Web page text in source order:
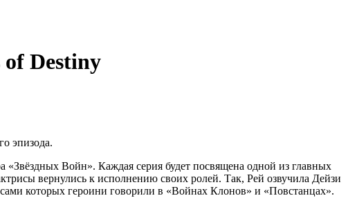
of Destiny
эпизода.
Войн». Каждая серия будет посвящена одной из главных
вернулись к исполнению своих ролей. Так, Рей озвучила Дейзи
которых героини говорили в «Войнах Клонов» и «Повстанцах».